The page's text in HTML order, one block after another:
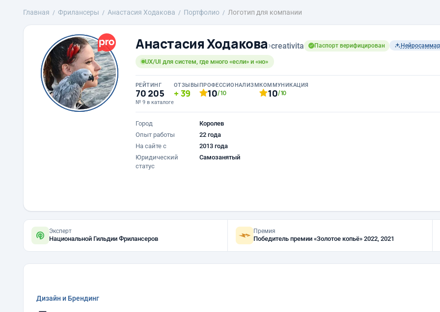
Главная Фрилансеры Анастасия Ходакова Портфолио Логотип для компании
Анастасия Ходакова›creativita Паспорт верифицирован
UX/UI для систем, где много «если» и «но»
РЕЙТИНГ
70 205
№ 9 в каталоге
ОТЗЫВЫ
39
ПРОФЕССИОНАЛИЗМ
10/10
КОММУНИКАЦИЯ
10/10
Город
Королев
Опыт работы
22 года
На сайте с
2013 года
Юридический
статус
Самозанятый
Эксперт
Национальной Гильдии Фрилансеров
Премия
Победитель премии «Золотое копьё» 2022, 2021
Дизайн и Брендинг